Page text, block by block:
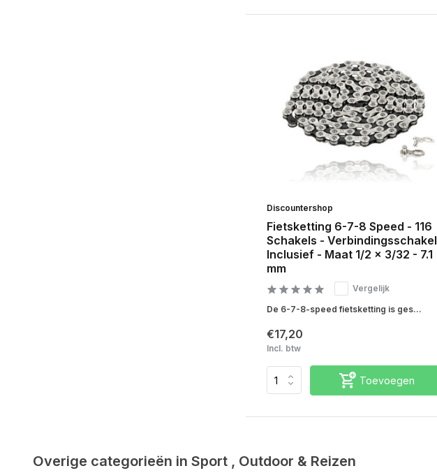
Discountershop
Fietsketting 6-7-8 Speed - 116
Schakels - Verbindingsschakel
Inclusief - Maat 1/2 x 3/32 - 7.1
mm
Vergelijk
De 6-7-8-speed fietsketting is ges...
€17,20
Incl. btw
Toevoegen
Overige categorieën in Sport , Outdoor & Reizen